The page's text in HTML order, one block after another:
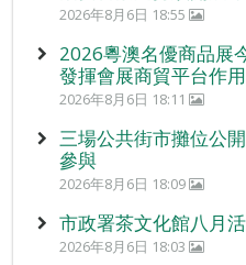
2026年8月6日 18:55
2026粵澳名優商品展
發揮會展商貿平台作用
2026年8月6日 18:11
三場公共街市攤位公
參與
2026年8月6日 18:09
市政署茶文化館八月
2026年8月6日 18:03